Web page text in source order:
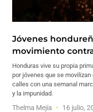
Jóvenes
movimiento
Honduras vive su propia
por jóvenes que se
calles con una semanal
y la impunidad.
Thelma Mejía 16 julio,